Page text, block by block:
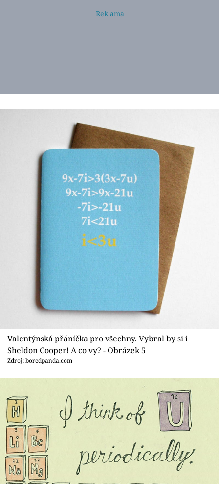
Valentýnská přáníčka pro všechny. Vybral by si i
Sheldon Cooper! A co vy? - Obrázek 5
Zdroj: boredpanda.com